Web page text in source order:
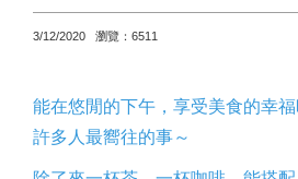
3/12/2020 瀏覽：6511
能在悠閒的下午，享受美食的幸
許多人最嚮往的事～